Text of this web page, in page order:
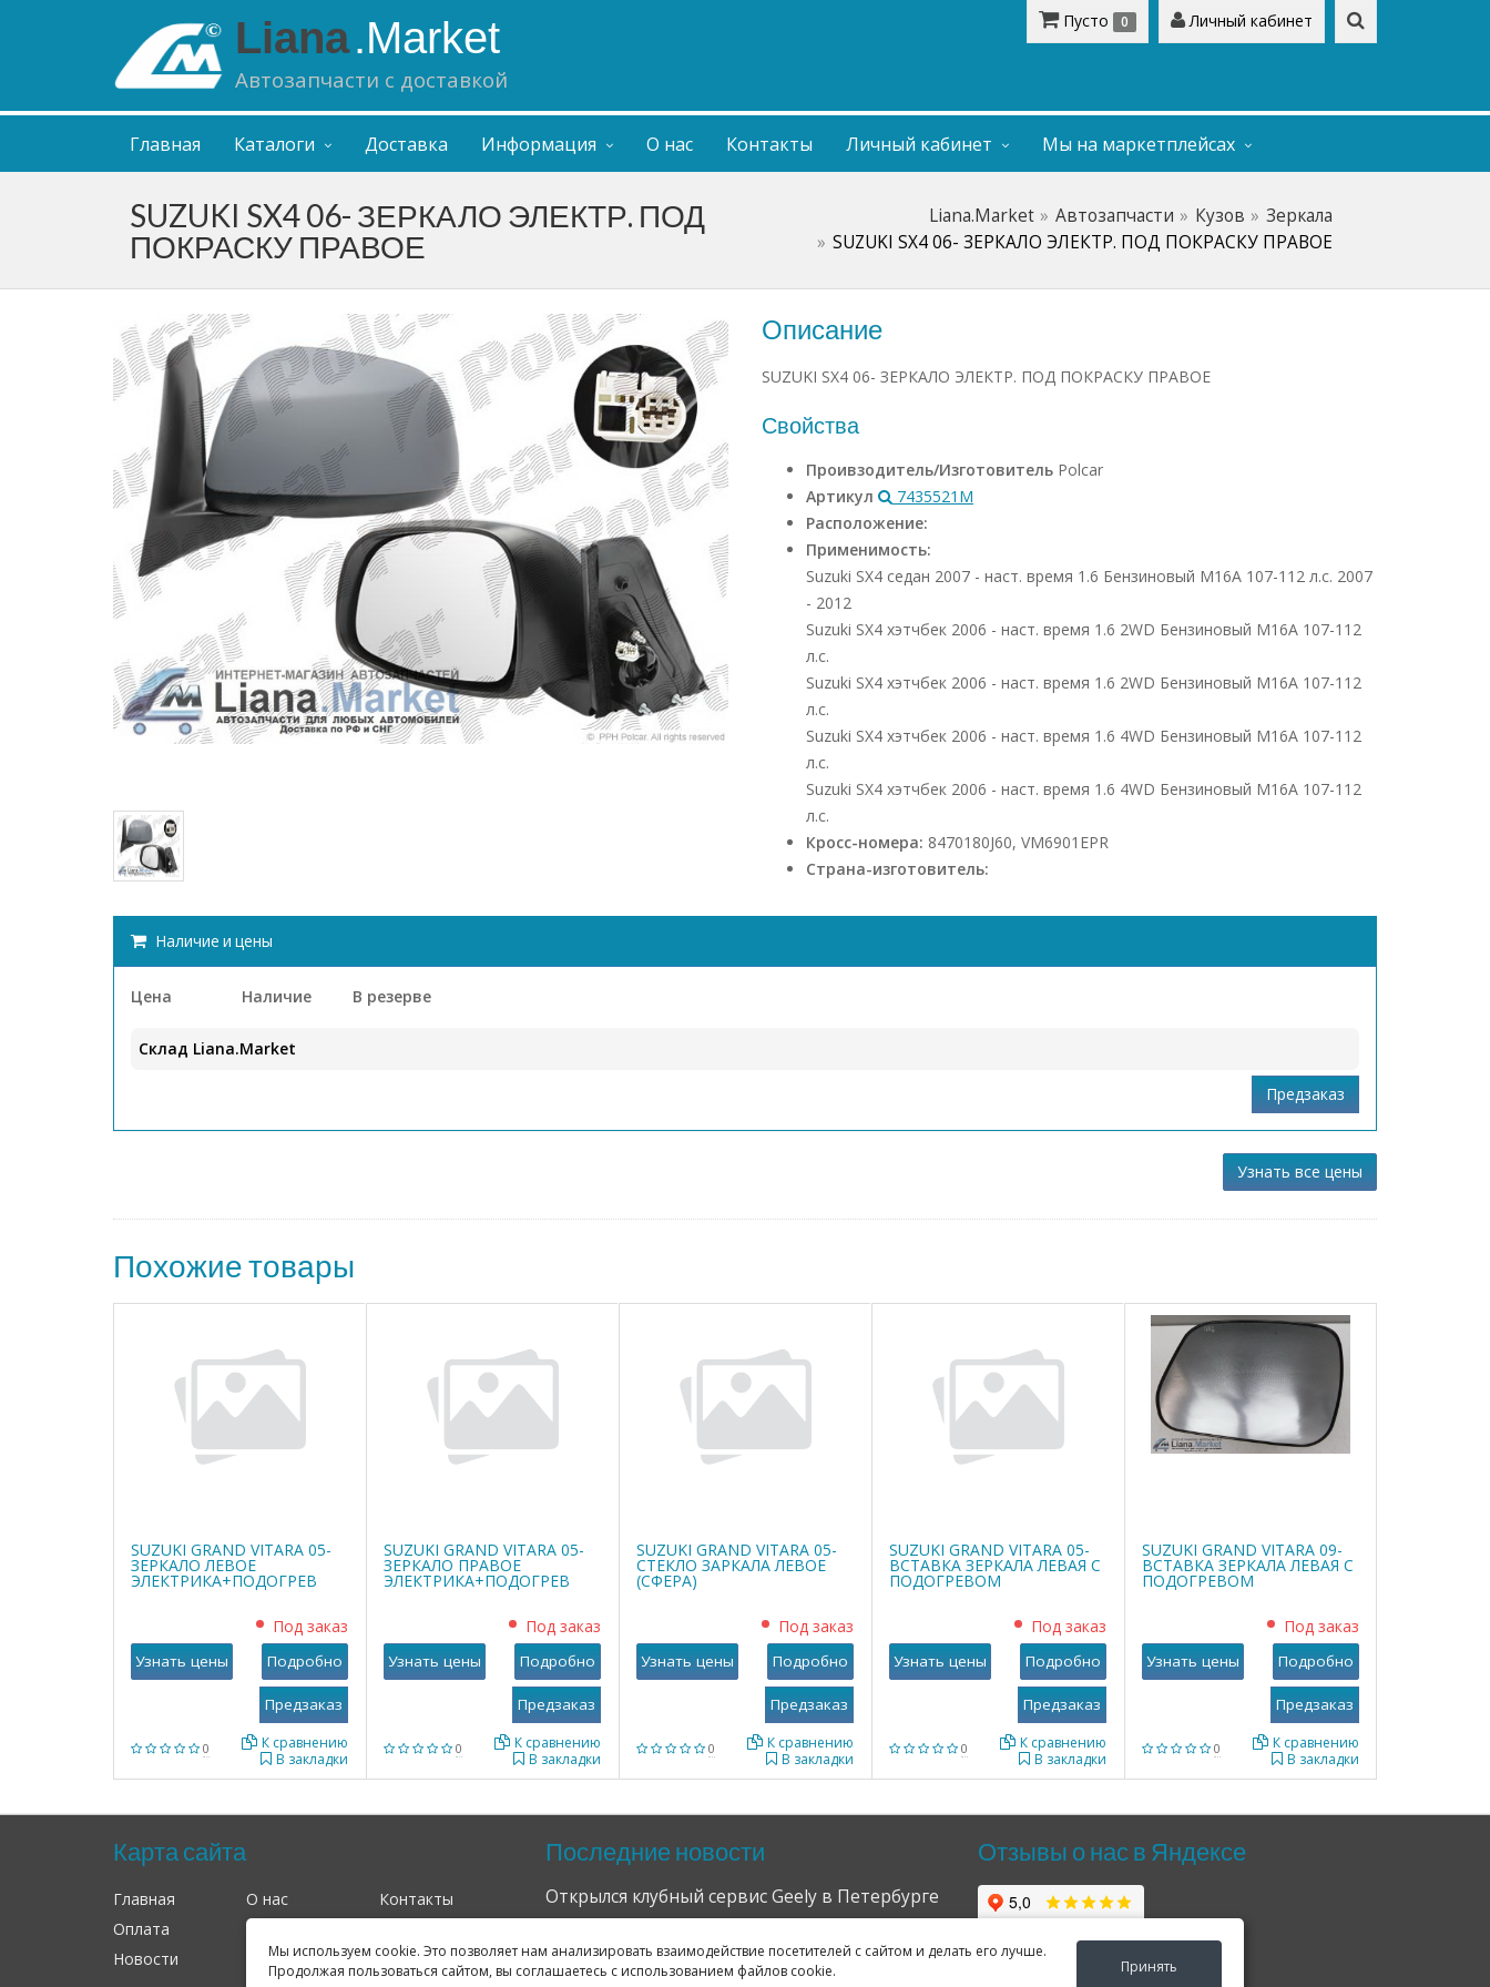
Мы используем cookie. Это позволяет нам анализировать взаимодействие посетителей с сайтом и делать его лучше.
Продолжая пользоваться сайтом, вы соглашаетесь с использованием файлов cookie.
Принять
Liana.Market
Автозапчасти с доставкой
Пусто 0 Личный кабинет
Главная Каталоги Доставка Информация О нас Контакты Личный кабинет Мы на маркетплейсах
SUZUKI SX4 06- ЗЕРКАЛО ЭЛЕКТР. ПОД
ПОКРАСКУ ПРАВОЕ
Liana.Market Автозапчасти Кузов
Зеркала
SUZUKI SX4 06- ЗЕРКАЛО ЭЛЕКТР. ПОД ПОКРАСКУ ПРАВОЕ
Описание
SUZUKI SX4 06- ЗЕРКАЛО ЭЛЕКТР. ПОД ПОКРАСКУ ПРАВОЕ
Свойства
Проивзодитель/Изготовитель Polcar
Артикул
7435521M
Расположение:
Применимость:
Suzuki SX4 седан 2007 - наст. время 1.6 Бензиновый M16A 107-112 л.с. 2007
- 2012
Suzuki SX4 хэтчбек 2006 - наст. время 1.6 2WD Бензиновый M16A 107-112
л.с.
Suzuki SX4 хэтчбек 2006 - наст. время 1.6 2WD Бензиновый M16A 107-112
л.с.
Suzuki SX4 хэтчбек 2006 - наст. время 1.6 4WD Бензиновый M16A 107-112
л.с.
Suzuki SX4 хэтчбек 2006 - наст. время 1.6 4WD Бензиновый M16A 107-112
л.с.
Кросс-номера: 8470180J60, VM6901EPR
Страна-изготовитель:
Наличие и цены
Цена Наличие В резерве
Склад Liana.Market
Узнать все цены
Похожие товары
SUZUKI GRAND VITARA 05-
ЗЕРКАЛО ЛЕВОЕ
ЭЛЕКТРИКА+ПОДОГРЕВ
0
Под заказ
В закладки
К сравнению
Узнать цены Подробно
SUZUKI GRAND VITARA 05-
ЗЕРКАЛО ПРАВОЕ
ЭЛЕКТРИКА+ПОДОГРЕВ
0
Под заказ
В закладки
К сравнению
Узнать цены Подробно
SUZUKI GRAND VITARA 05-
СТЕКЛО ЗАРКАЛА ЛЕВОЕ
(СФЕРА)
0
Под заказ
В закладки
К сравнению
Узнать цены Подробно
SUZUKI GRAND VITARA 05-
ВСТАВКА ЗЕРКАЛА ЛЕВАЯ С
ПОДОГРЕВОМ
0
Под заказ
В закладки
К сравнению
Узнать цены Подробно
SUZUKI GRAND VITARA 09-
ВСТАВКА ЗЕРКАЛА ЛЕВАЯ С
ПОДОГРЕВОМ
0
Под заказ
В закладки
К сравнению
Узнать цены Подробно
Карта сайта
Главная О нас
Контакты
Оплата
Доставка
Новости
Оферта Соглашение
Последние новости
Открылся клубный сервис Geely в Петербурге
Отзывы о нас в Яндексе и Гугле
Отзывы о нас в Яндексе